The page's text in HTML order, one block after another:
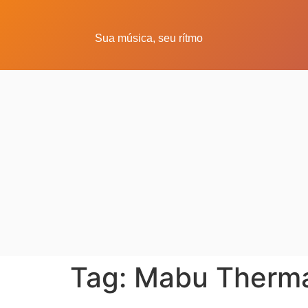
Sua música, seu rítmo
Tag: Mabu